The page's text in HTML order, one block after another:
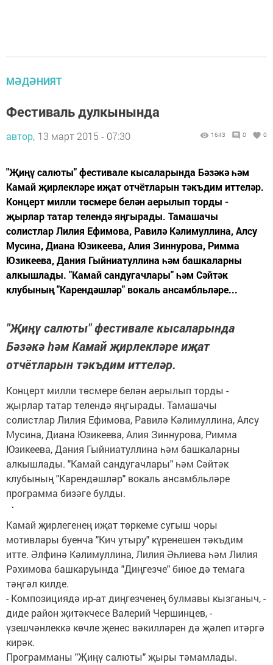
МӘДӘНИЯТ
Фестиваль дулкынында
автор, 13 март 2015 - 07:30 1643 0 0
"Җиңү салюты" фестивале кысаларында Бәзәкә һәм
Камай җирлекләре иҗат отчётларын тәкъдим иттеләр.
Концерт милли төсмере белән аерылып торды -
җырлар татар телендә яңгырады. Тамашачы
солистлар Лилия Ефимова, Равилә Кәлимуллина, Алсу
Мусина, Диана Юзикеева, Алия Зиннурова, Римма
Юзикеева, Дания Гыйниатуллина һәм башкаларны
алкышлады. "Камай сандугачлары" һәм Сәйтәк
клубының "Карендәшләр" вокаль ансамбльләре...
"Җиңү салюты" фестивале кысаларында
Бәзәкә һәм Камай җирлекләре иҗат
отчётларын тәкъдим иттеләр.
Концерт милли төсмере белән аерылып торды -
җырлар татар телендә яңгырады. Тамашачы
солистлар Лилия Ефимова, Равилә Кәлимуллина, Алсу
Мусина, Диана Юзикеева, Алия Зиннурова, Римма
Юзикеева, Дания Гыйниатуллина һәм башкаларны
алкышлады. "Камай сандугачлары" һәм Сәйтәк
клубының "Карендәшләр" вокаль ансамбльләре
программа бизәге булды.
Камай җирлегенең иҗат төркеме сугыш чоры
мотивлары буенча "Кич утыру" күренешен тәкъдим
итте. Әлфинә Кәлимуллина, Лилия Әһлиева һәм Лилия
Рәхимова башкаруында "Диңгезче" биюе дә темага
тәңгәл килде.
- Композициядә ир-ат диңгезченең булмавы кызганыч, -
диде район җитәкчесе Валерий Чершинцев, -
үзешчәнлеккә көчле җенес вәкилләрен дә җәлеп итәргә
кирәк.
Программаны "Җиңү салюты" җыры тәмамлады.